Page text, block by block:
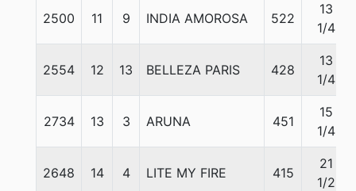
2500 11 9 INDIA AMOROSA 522
13
1/4
2554 12 13 BELLEZA PARIS 428
13
1/4
2734 13 3 ARUNA 451
15
1/4
2648 14 4 LITE MY FIRE 415
21
1/2